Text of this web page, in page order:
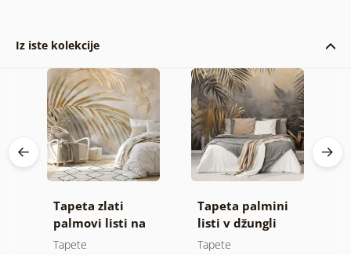
Iz iste kolekcije
Tapeta zlati
palmovi listi na
bež ozadju
Tapete
Tapeta palmini
listi v džungli
Tapete